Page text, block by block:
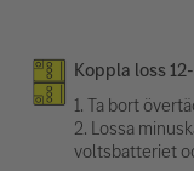
Koppla loss
1. Ta bort
2. Lossa
voltsbatteriet